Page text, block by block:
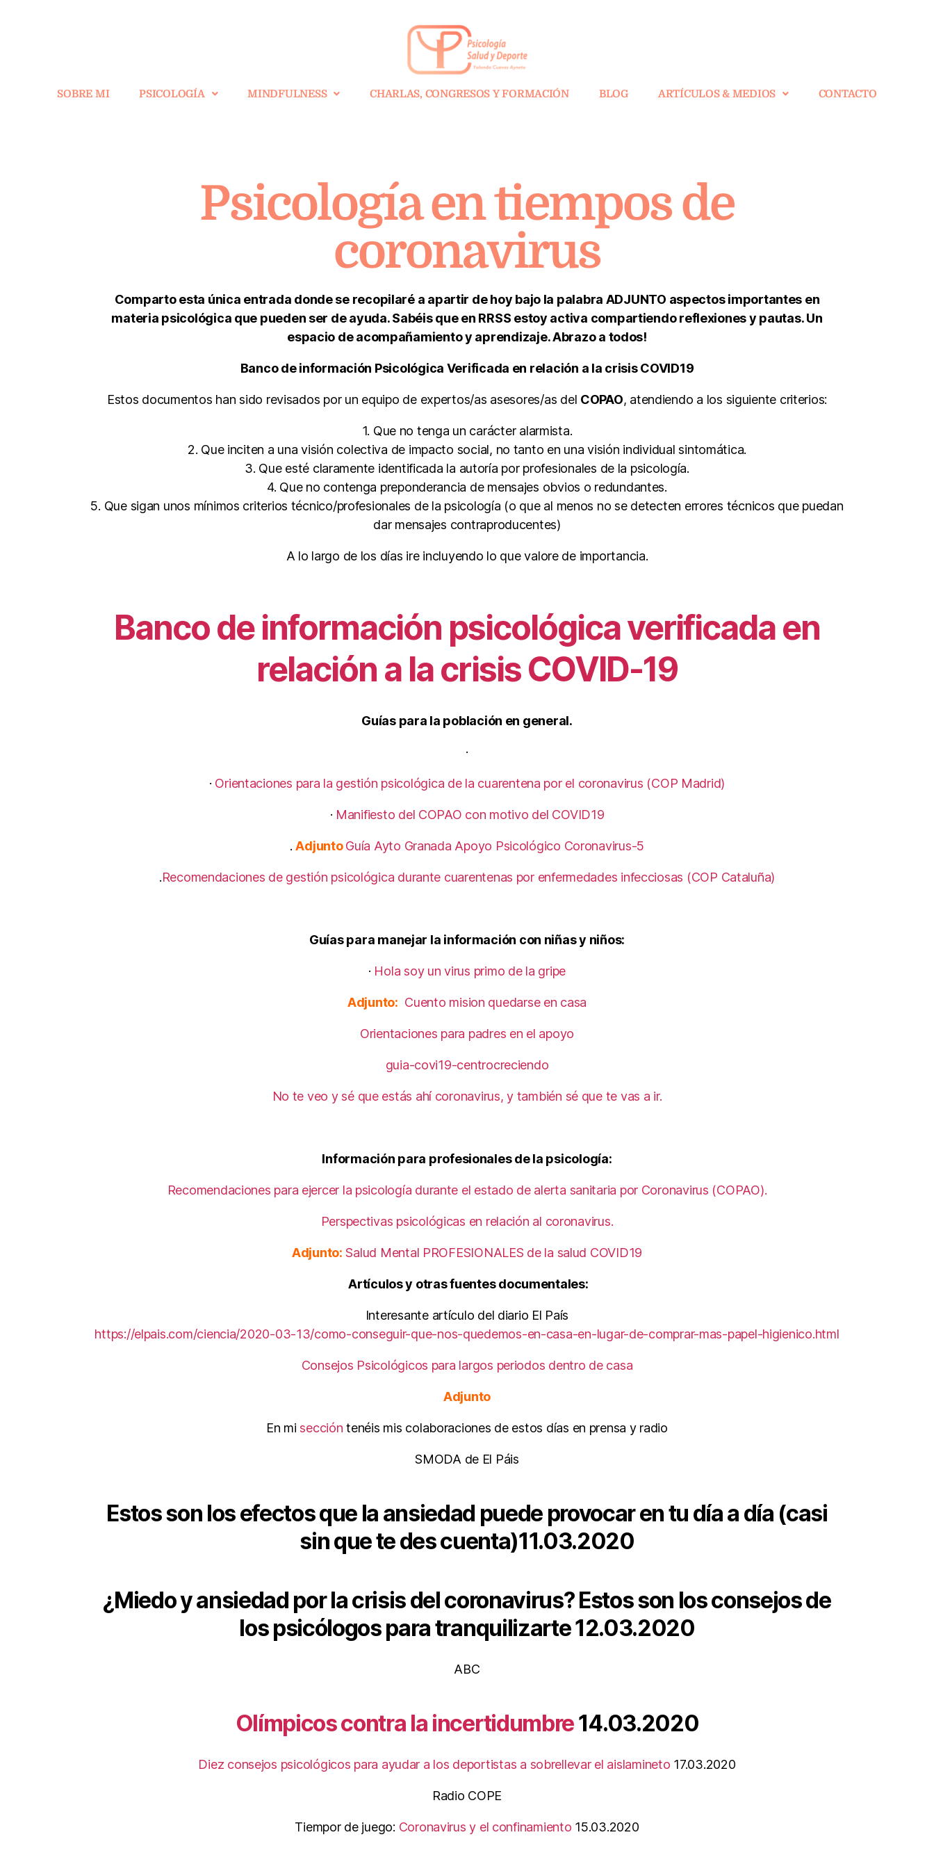
SOBRE MI PSICOLOGÍA MINDFULNESS CHARLAS, CONGRESOS Y FORMACIÓN BLOG ARTÍCULOS & MEDIOS CONTACTO
Psicología en tiempos de
coronavirus
Comparto esta única entrada donde se recopilaré a apartir de hoy bajo la palabra ADJUNTO aspectos importantes en
materia psicológica que pueden ser de ayuda. Sabéis que en RRSS estoy activa compartiendo reflexiones y pautas. Un
espacio de acompañamiento y aprendizaje. Abrazo a todos!
Banco de información Psicológica Verificada en relación a la crisis COVID19
Estos documentos han sido revisados por un equipo de expertos/as asesores/as del COPAO, atendiendo a los siguiente criterios:
1. Que no tenga un carácter alarmista.
2. Que inciten a una visión colectiva de impacto social, no tanto en una visión individual sintomática.
3. Que esté claramente identificada la autoría por profesionales de la psicología.
4. Que no contenga preponderancia de mensajes obvios o redundantes.
5. Que sigan unos mínimos criterios técnico/profesionales de la psicología (o que al menos no se detecten errores técnicos que puedan
dar mensajes contraproducentes)
A lo largo de los días ire incluyendo lo que valore de importancia.
Banco de información psicológica verificada en
relación a la crisis COVID-19
Guías para la población en general.
·
· Orientaciones para la gestión psicológica de la cuarentena por el coronavirus (COP Madrid)
· Manifiesto del COPAO con motivo del COVID19
.Adjunto Guía Ayto Granada Apoyo Psicológico Coronavirus-5
.Recomendaciones de gestión psicológica durante cuarentenas por enfermedades infecciosas (COP Cataluña)
Guías para manejar la información con niñas y niños:
· Hola soy un virus primo de la gripe
Adjunto: Cuento mision quedarse en casa
Orientaciones para padres en el apoyo
guia-covi19-centrocreciendo
No te veo y sé que estás ahí coronavirus, y también sé que te vas a ir.
Información para profesionales de la psicología:
Recomendaciones para ejercer la psicología durante el estado de alerta sanitaria por Coronavirus (COPAO).
Perspectivas psicológicas en relación al coronavirus.
Adjunto: Salud Mental PROFESIONALES de la salud COVID19
Artículos y otras fuentes documentales:
Interesante artículo del diario El País
https://elpais.com/ciencia/2020-03-13/como-conseguir-que-nos-quedemos-en-casa-en-lugar-de-comprar-mas-papel-higienico.html
Consejos Psicológicos para largos periodos dentro de casa
Adjunto
En misección tenéis mis colaboraciones de estos días en prensa y radio
SMODA de El Páis
Estos son los efectos que la ansiedad puede provocar en tu día a día (casi
sin que te des cuenta)11.03.2020
¿Miedo y ansiedad por la crisis del coronavirus? Estos son los consejos de
los psicólogos para tranquilizarte12.03.2020
ABC
Olímpicos contra la incertidumbre14.03.2020
Diez consejos psicológicos para ayudar a los deportistas a sobrellevar el aislamineto 17.03.2020
Radio COPE
Tiempor de juego: Coronavirus y el confinamiento 15.03.2020